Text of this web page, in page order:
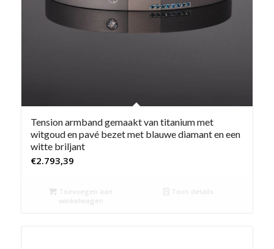
Tension armband gemaakt van titanium met
witgoud en pavé bezet met blauwe diamant en een
witte briljant
€2.793,39
Toevoegen aan
winkelwagen
Toon details